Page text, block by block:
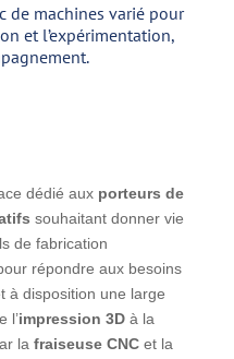
de machines varié pour
et l’expérimentation,
dédié aux porteurs de
souhaitant donner vie
de fabrication
répondre aux besoins
à disposition une large
l’impression 3Dà la
la fraiseuse CNCet la